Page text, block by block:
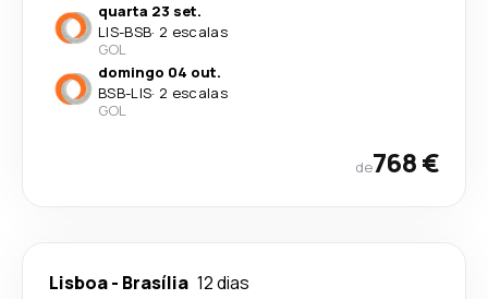
quarta 23 set.
LIS-BSB· 2 escalas
GOL
domingo 04 out.
BSB-LIS· 2 escalas
GOL
de768 €
Lisboa- Brasília 12 dias